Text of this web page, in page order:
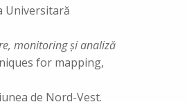
Universitară
monitoring şi analiză
for mapping,
de Nord-Vest.